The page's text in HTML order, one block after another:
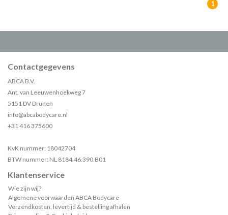
1
Contactgegevens
ABCA B.V.
Ant. van Leeuwenhoekweg 7
5151 DV Drunen
info@abcabodycare.nl
+31 416 375600
KvK nummer: 18042704
BTW nummer: NL 8184.46.390.B01
Klantenservice
Wie zijn wij?
Algemene voorwaarden ABCA Bodycare
Verzendkosten, levertijd & bestelling afhalen